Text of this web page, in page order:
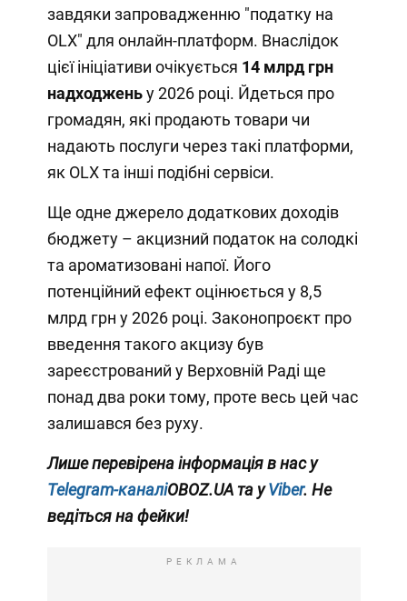
завдяки запровадженню "податку на
OLX" для онлайн-платформ. Внаслідок
цієї ініціативи очікується 14 млрд грн
надходженьу 2026 році. Йдеться про
громадян, які продають товари чи
надають послуги через такі платформи,
як OLX та інші подібні сервіси.
Ще одне джерело додаткових доходів
бюджету – акцизний податок на солодкі
та ароматизовані напої. Його
потенційний ефект оцінюється у 8,5
млрд грн у 2026 році. Законопроєкт про
введення такого акцизу був
зареєстрований у Верховній Раді ще
понад два роки тому, проте весь цей час
залишався без руху.
Лише перевірена інформація в нас у
Telegram-каналіOBOZ.UA та уViber. Не
ведіться на фейки!
РЕКЛАМА